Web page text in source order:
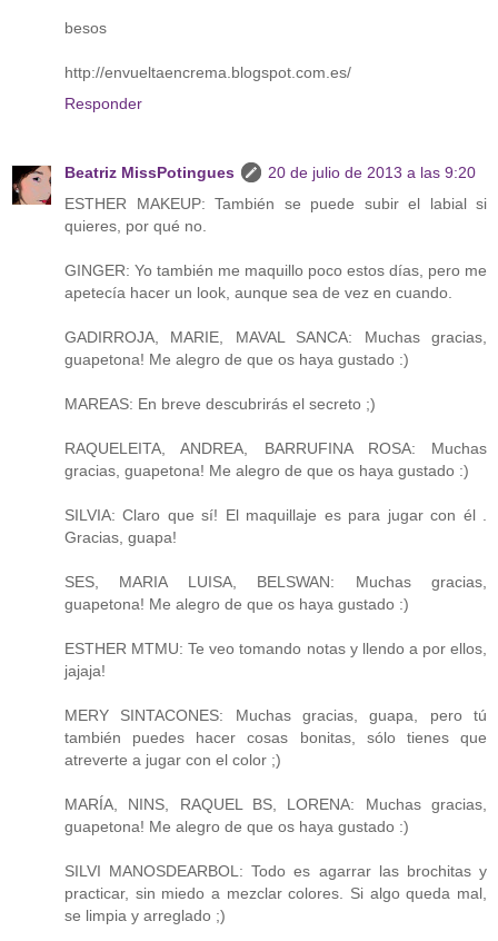
besos
http://envueltaencrema.blogspot.com.es/
Responder
Beatriz MissPotingues
20 de julio de 2013 a las 9:20
ESTHER MAKEUP: También se puede subir el labial si
quieres, por qué no.
GINGER: Yo también me maquillo poco estos días, pero me
apetecía hacer un look, aunque sea de vez en cuando.
GADIRROJA, MARIE, MAVAL SANCA: Muchas gracias,
guapetona! Me alegro de que os haya gustado :)
MAREAS: En breve descubrirás el secreto ;)
RAQUELEITA, ANDREA, BARRUFINA ROSA: Muchas
gracias, guapetona! Me alegro de que os haya gustado :)
SILVIA: Claro que sí! El maquillaje es para jugar con él .
Gracias, guapa!
SES, MARIA LUISA, BELSWAN: Muchas gracias,
guapetona! Me alegro de que os haya gustado :)
ESTHER MTMU: Te veo tomando notas y llendo a por ellos,
jajaja!
MERY SINTACONES: Muchas gracias, guapa, pero tú
también puedes hacer cosas bonitas, sólo tienes que
atreverte a jugar con el color ;)
MARÍA, NINS, RAQUEL BS, LORENA: Muchas gracias,
guapetona! Me alegro de que os haya gustado :)
SILVI MANOSDEARBOL: Todo es agarrar las brochitas y
practicar, sin miedo a mezclar colores. Si algo queda mal,
se limpia y arreglado ;)